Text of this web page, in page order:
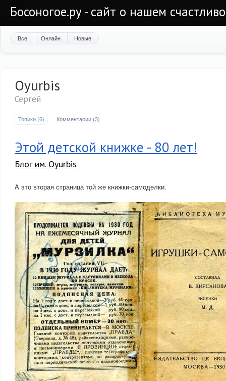
Босоногое.ру - сайт о нашем
Все Онлайн Новые
Oyurbis
Сергей
Топики (6) Комментарии (3)
Этой детской книжке - 80 лет!
Блог им. Oyurbis
А это вторая страница той же книжки-самоделки.